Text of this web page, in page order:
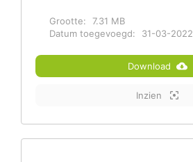
Grootte:
7.31 MB
Datum toegevoegd:
31-03-2022
Download
Inzien